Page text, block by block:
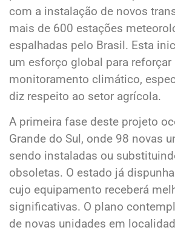
com a instalação de novos
mais de 600 estações
espalhadas pelo Brasil. Esta
um esforço global para reforçar
monitoramento climático,
diz respeito ao setor agrícola.
A primeira fase deste projeto
Grande do Sul, onde 98 novas
sendo instaladas ou
obsoletas. O estado já
cujo equipamento receberá
significativas. O plano
de novas unidades em